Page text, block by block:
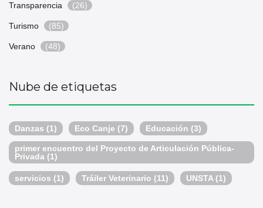
Transparencia (26)
Turismo (85)
Verano (48)
Nube de etiquetas
Danzas (1) Eco Canje (7) Educación (3)
primer encuentro del Proyecto de Articulación Pública-
Privada (1)
servicios (1) Tráiler Veterinario (11) UNSTA(1)